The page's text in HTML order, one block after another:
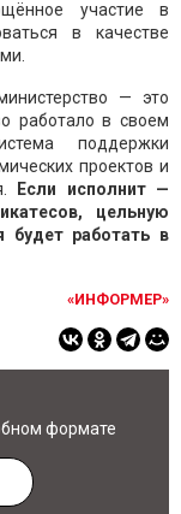
участие в
в качестве
— это
работало в своем
поддержки
проектов и
Если исполнит —
цельную
будет работать в
«ИНФОРМЕР»
формате